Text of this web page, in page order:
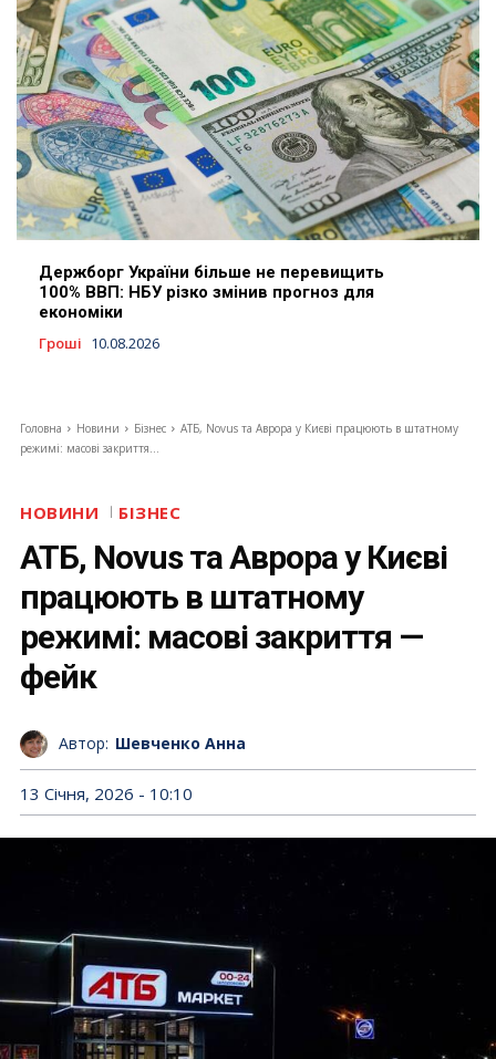
Держборг України більше не перевищить
100% ВВП: НБУ різко змінив прогноз для
економіки
Гроші 10.08.2026